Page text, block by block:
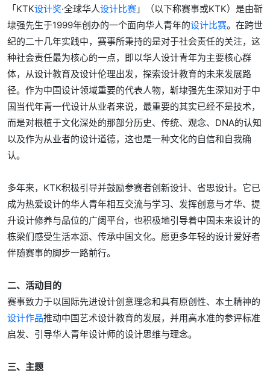
「KTK设计奖·全球华人设计比赛 」（以下称赛事或KTK）是由靳
埭强先生于1999年创办的一个面向华人青年的设计比赛。在跨世
纪的二十几年实践中，赛事所秉持的是对于社会责任的关注，这
种社会责任最为核心的一点，即以华人设计青年为主要核心群
体，从设计教育及设计伦理出发，探索设计教育的未来发展路
径。作为中国设计领域重要的代表人物，靳埭强先生深知对于中
国当代年青一代设计从业者来说，最重要的其实已经不是技术，
而是对根植于文化深处的那部分历史、传统、观念、DNA的认知
以及作为从业者的设计道德，这也是一种文化的自信和自我确
认。
多年来，KTK积极引导并鼓励参赛者创新设计、省思设计。它已
成为热爱设计的华人青年相互交流与学习、发挥创意与才华、提
升设计修养与品位的广阔平台，也积极地引导着中国未来设计的
栋梁们感受生活本源、传承中国文化。愿更多年轻的设计爱好者
伴随赛事的脚步一路前行。
二、活动目的
赛事致力于以国际先进设计创意理念和具有原创性、本土精神的
设计作品推动中国艺术设计教育的发展，并用高水准的参评标准
启发、引导华人青年设计师的设计思维与理念。
三、主题